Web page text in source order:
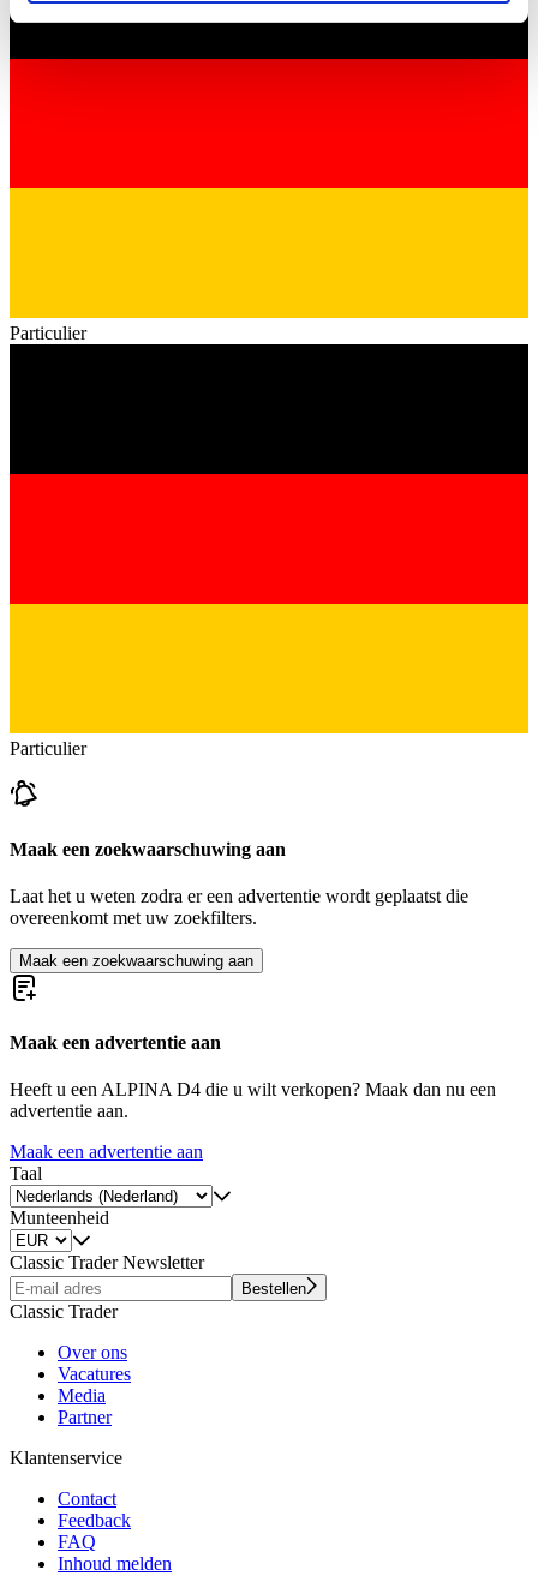
soziale Medien, Werbung und Analysen weiter. Unsere
weiteren Daten zusammen, die Sie ihnen bereitgestellt
Particulier
Particulier
Maak een zoekwaarschuwing aan
Laat het u weten zodra er een advertentie wordt geplaatst die
overeenkomt met uw zoekfilters.
Maak een zoekwaarschuwing aan
Maak een advertentie aan
Heeft u een ALPINA D4 die u wilt verkopen? Maak dan nu een
advertentie aan.
Maak een advertentie aan
Taal
Munteenheid
Classic Trader Newsletter
Bestellen
Classic Trader
Over ons
Vacatures
Media
Partner
Klantenservice
Contact
Feedback
FAQ
Inhoud melden